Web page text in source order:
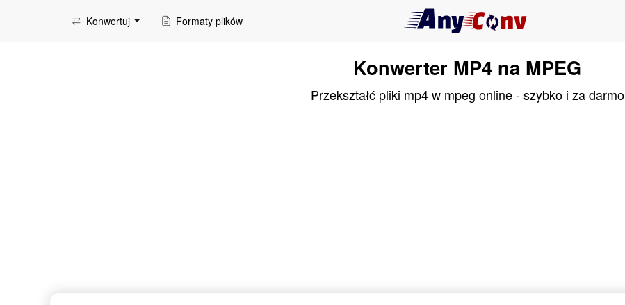
Konwertuj Formaty plików
Konwerter MP4 na MPEG
Przekształć pliki mp4 w mpeg online - szybko i za darmo